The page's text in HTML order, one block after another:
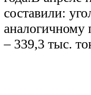
составили:
аналогичному
– 339,3 тыс.